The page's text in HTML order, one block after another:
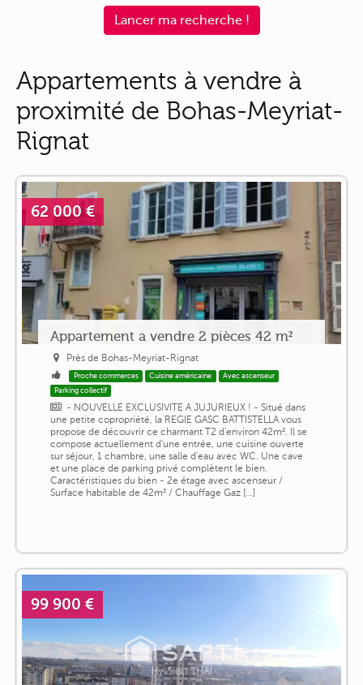
Lancer ma recherche !
Appartements à vendre à
proximité de Bohas-Meyriat-
Rignat
62 000 €
Appartement a vendre 2 pièces 42 m²
Près de Bohas-Meyriat-Rignat
Proche commerces Cuisine américaine
Avec ascenseur
Parking collectif
- NOUVELLE EXCLUSIVITE A JUJURIEUX ! - Situé dans
une petite copropriété, la REGIE GASC BATTISTELLA vous
propose de découvrir ce charmant T2 d'environ 42m². Il se
compose actuellement d'une entrée, une cuisine ouverte
sur séjour, 1 chambre, une salle d'eau avec WC. Une cave
et une place de parking privé complètent le bien.
Caractéristiques du bien - 2e étage avec ascenseur /
Surface habitable de 42m² / Chauffage Gaz [...]
99 900 €